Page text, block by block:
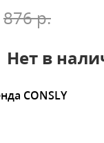
876 р.
Нет в
CONSLY